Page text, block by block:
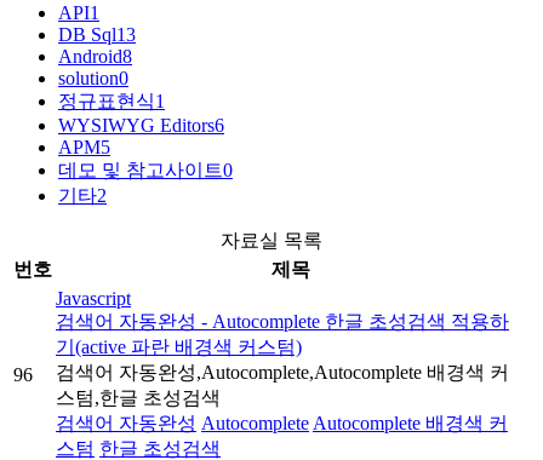
API1
DB Sql13
Android8
solution0
정규표현식1
WYSIWYG Editors6
APM5
데모 및 참고사이트0
기타2
자료실 목록
번호
제목
96
Javascript
검색어 자동완성 - Autocomplete 한글 초성검색 적용하
기(active 파란 배경색 커스텀)
검색어 자동완성,Autocomplete,Autocomplete 배경색 커
스텀,한글 초성검색
검색어 자동완성 Autocomplete Autocomplete 배경색 커
스텀 한글 초성검색